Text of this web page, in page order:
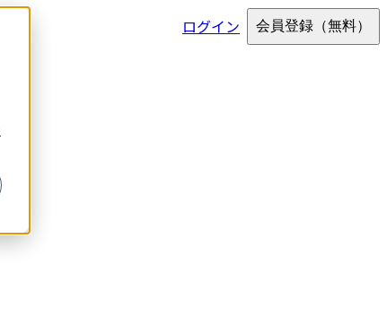
ログイン 会員登録 （無料）